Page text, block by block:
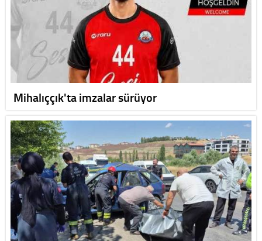
Mihalıççık'ta imzalar sürüyor